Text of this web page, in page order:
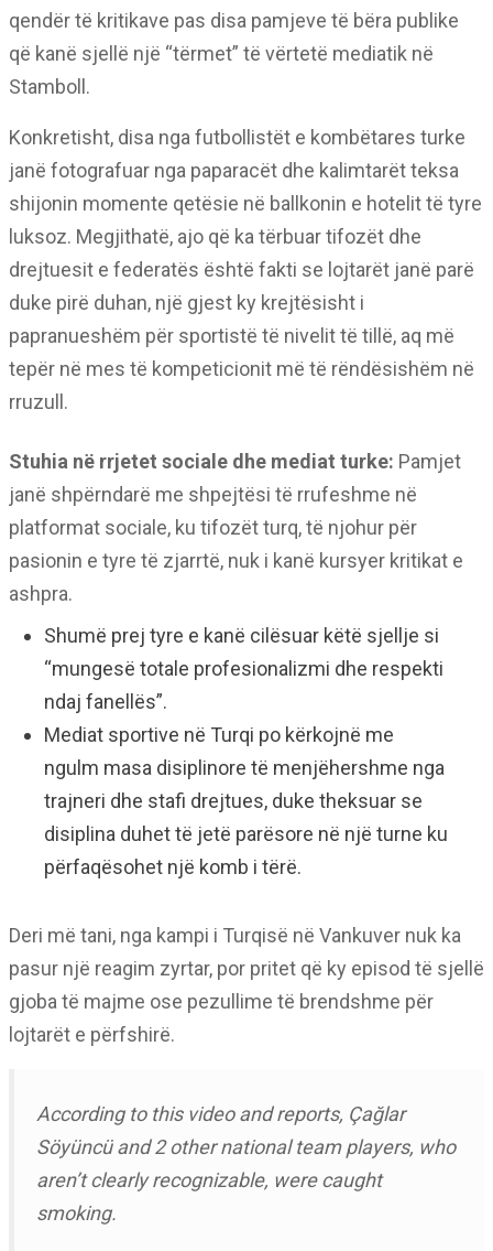
qendër të kritikave pas disa pamjeve të bëra publike
që kanë sjellë një “tërmet” të vërtetë mediatik në
Stamboll.
Konkretisht, disa nga futbollistët e kombëtares turke
janë fotografuar nga paparacët dhe kalimtarët teksa
shijonin momente qetësie në ballkonin e hotelit të tyre
luksoz. Megjithatë, ajo që ka tërbuar tifozët dhe
drejtuesit e federatës është fakti se lojtarët janë parë
duke pirë duhan, një gjest ky krejtësisht i
papranueshëm për sportistë të nivelit të tillë, aq më
tepër në mes të kompeticionit më të rëndësishëm në
rruzull.
Stuhia në rrjetet sociale dhe mediat turke: Pamjet
janë shpërndarë me shpejtësi të rrufeshme në
platformat sociale, ku tifozët turq, të njohur për
pasionin e tyre të zjarrtë, nuk i kanë kursyer kritikat e
ashpra.
Shumë prej tyre e kanë cilësuar këtë sjellje si
“mungesë totale profesionalizmi dhe respekti
ndaj fanellës”.
Mediat sportive në Turqi po kërkojnë me
ngulm masa disiplinore të menjëhershme nga
trajneri dhe stafi drejtues, duke theksuar se
disiplina duhet të jetë parësore në një turne ku
përfaqësohet një komb i tërë.
Deri më tani, nga kampi i Turqisë në Vankuver nuk ka
pasur një reagim zyrtar, por pritet që ky episod të sjellë
gjoba të majme ose pezullime të brendshme për
lojtarët e përfshirë.
According to this video and reports, Çağlar
Söyüncü and 2 other national team players, who
aren’t clearly recognizable, were caught
smoking.